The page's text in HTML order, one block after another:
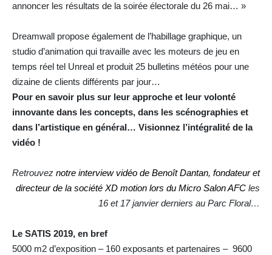
annoncer les résultats de la soirée électorale du 26 mai… »
Dreamwall propose également de l’habillage graphique, un
studio d’animation qui travaille avec les moteurs de jeu en
temps réel tel Unreal et produit 25 bulletins météos pour une
dizaine de clients différents par jour…
Pour en savoir plus sur leur approche et leur volonté
innovante dans les concepts, dans les scénographies et
dans l’artistique en général… Visionnez l’intégralité de la
vidéo !
Retrouvez notre interview vidéo de Benoît Dantan, fondateur et
directeur de la société XD motion lors du Micro Salon AFC les
16 et 17 janvier derniers au Parc Floral…
Le SATIS 2019, en bref
5000 m2 d’exposition – 160 exposants et partenaires – 9600